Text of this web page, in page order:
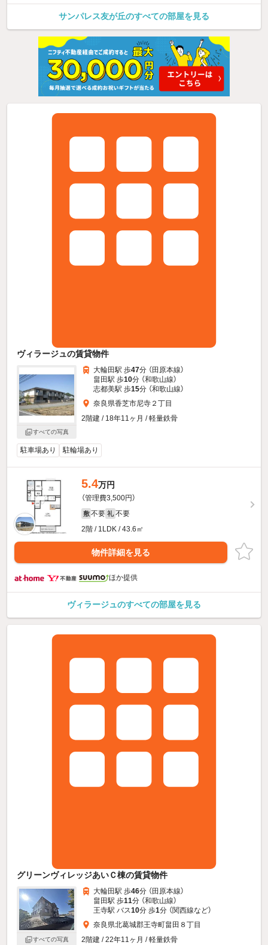
サンパレス友が丘のすべての部屋を見る
ヴィラージュの賃貸物件
すべての写真
大輪田駅 歩47分 （田原本線）
畠田駅 歩10分 （和歌山線）
志都美駅 歩15分 （和歌山線）
奈良県香芝市尼寺２丁目
2階建 / 18年11ヶ月 / 軽量鉄骨
駐車場あり 駐輪場あり
5.4万円
（管理費3,500円）
敷 不要 礼 不要
2階 / 1LDK / 43.6㎡
物件詳細を見る
ほか提供
ヴィラージュのすべての部屋を見る
グリーンヴィレッジあいＣ棟の賃貸物件
すべての写真
大輪田駅 歩46分 （田原本線）
畠田駅 歩11分 （和歌山線）
王寺駅 バス10分 歩1分 （関西線など）
奈良県北葛城郡王寺町畠田８丁目
2階建 / 22年11ヶ月 / 軽量鉄骨